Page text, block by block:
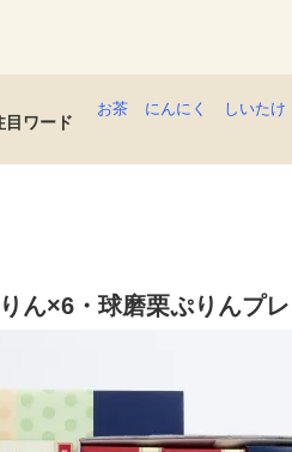
目ワード
お茶 にんにく しいたけ
ん×6・球磨栗ぷりんプレ